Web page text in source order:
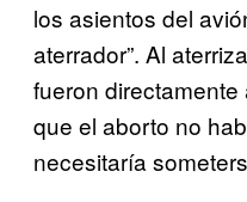
los asientos del
aterrador”. Al
fueron
que el aborto no
necesitaría